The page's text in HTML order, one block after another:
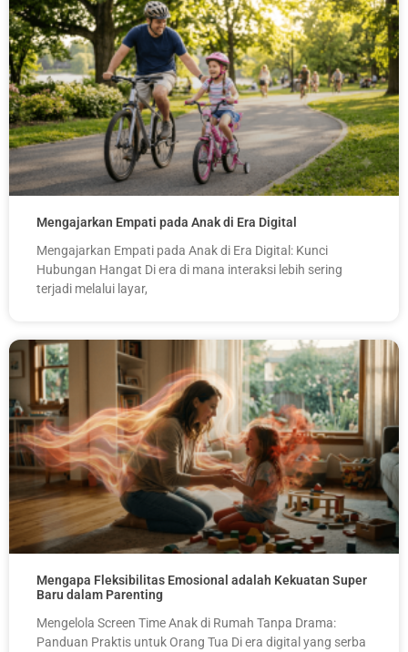
Mengajarkan Empati pada Anak di Era Digital
Mengajarkan Empati pada Anak di Era Digital: Kunci
Hubungan Hangat Di era di mana interaksi lebih sering
terjadi melalui layar,
Mengapa Fleksibilitas Emosional adalah Kekuatan Super
Baru dalam Parenting
Mengelola Screen Time Anak di Rumah Tanpa Drama:
Panduan Praktis untuk Orang Tua Di era digital yang serba